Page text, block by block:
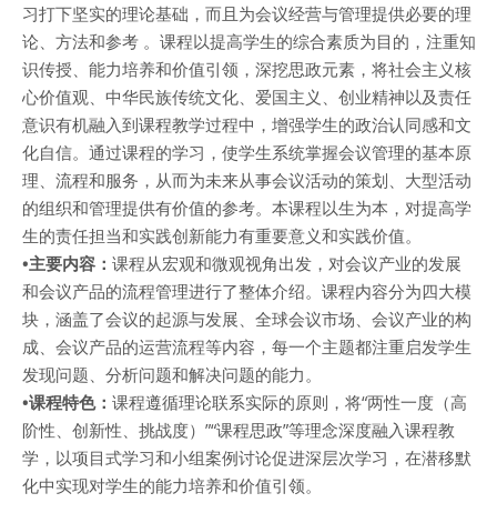
习打下坚实的理论基础，而且为会议经营与管理提供必要的理
论、方法和参考 。课程以提高学生的综合素质为目的，注重知
识传授、能力培养和价值引领，深挖思政元素，将社会主义核
心价值观、中华民族传统文化、爱国主义、创业精神以及责任
意识有机融入到课程教学过程中，增强学生的政治认同感和文
化自信。通过课程的学习，使学生系统掌握会议管理的基本原
理、流程和服务，从而为未来从事会议活动的策划、大型活动
的组织和管理提供有价值的参考。本课程以生为本，对提高学
生的责任担当和实践创新能力有重要意义和实践价值。
•主要内容： 课程从宏观和微观视角出发，对会议产业的发展
和会议产品的流程管理进行了整体介绍。课程内容分为四大模
块，涵盖了会议的起源与发展、全球会议市场、会议产业的构
成、会议产品的运营流程等内容，每一个主题都注重启发学生
发现问题、分析问题和解决问题的能力。
•课程特色： 课程遵循理论联系实际的原则，将“两性一度（高
阶性、创新性、挑战度）”“课程思政”等理念深度融入课程教
学，以项目式学习和小组案例讨论促进深层次学习，在潜移默
化中实现对学生的能力培养和价值引领。